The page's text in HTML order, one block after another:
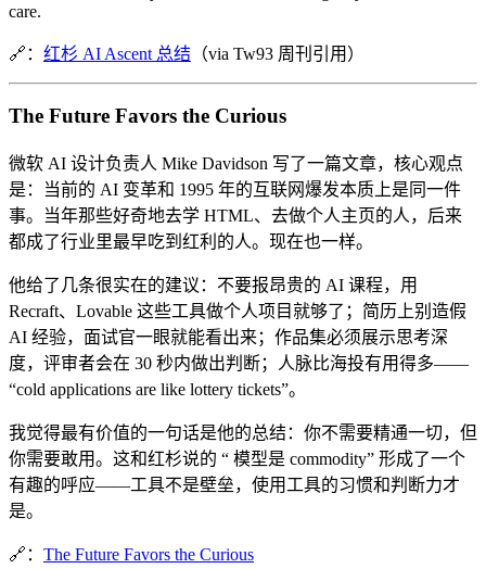
care.
🔗： 红杉 AI Ascent 总结 （via Tw93 周刊引用）
The Future Favors the Curious
微软 AI 设计负责人 Mike Davidson 写了一篇文章，核心观点
是：当前的 AI 变革和 1995 年的互联网爆发本质上是同一件
事。当年那些好奇地去学 HTML、去做个人主页的人，后来
都成了行业里最早吃到红利的人。现在也一样。
他给了几条很实在的建议：不要报昂贵的 AI 课程，用
Recraft、Lovable 这些工具做个人项目就够了；简历上别造假
AI 经验，面试官一眼就能看出来；作品集必须展示思考深
度，评审者会在 30 秒内做出判断；人脉比海投有用得多——
“cold applications are like lottery tickets”。
我觉得最有价值的一句话是他的总结：你不需要精通一切，但
你需要敢用。这和红杉说的 “ 模型是 commodity” 形成了一个
有趣的呼应——工具不是壁垒，使用工具的习惯和判断力才
是。
🔗： The Future Favors the Curious